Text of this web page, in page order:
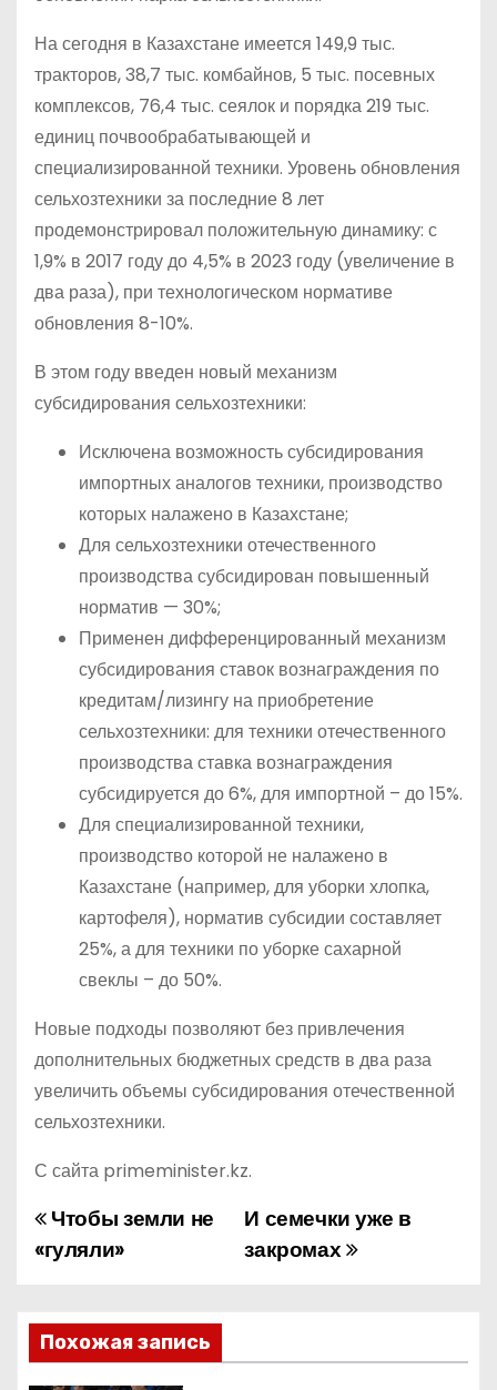
На сегодня в Казахстане имеется 149,9 тыс.
тракторов, 38,7 тыс. комбайнов, 5 тыс. посевных
комплексов, 76,4 тыс. сеялок и порядка 219 тыс.
единиц почвообрабатывающей и
специализированной техники. Уровень обновления
сельхозтехники за последние 8 лет
продемонстрировал положительную динамику: с
1,9% в 2017 году до 4,5% в 2023 году (увеличение в
два раза), при технологическом нормативе
обновления 8-10%.
В этом году введен новый механизм
субсидирования сельхозтехники:
Исключена возможность субсидирования
импортных аналогов техники, производство
которых налажено в Казахстане;
Для сельхозтехники отечественного
производства субсидирован повышенный
норматив — 30%;
Применен дифференцированный механизм
субсидирования ставок вознаграждения по
кредитам/лизингу на приобретение
сельхозтехники: для техники отечественного
производства ставка вознаграждения
субсидируется до 6%, для импортной – до 15%.
Для специализированной техники,
производство которой не налажено в
Казахстане (например, для уборки хлопка,
картофеля), норматив субсидии составляет
25%, а для техники по уборке сахарной
свеклы – до 50%.
Новые подходы позволяют без привлечения
дополнительных бюджетных средств в два раза
увеличить объемы субсидирования отечественной
сельхозтехники.
С сайта primeminister.kz.
Н
в
и
И семечки уже в
закромах
Чтобы земли не
«гуляли»
Похожая запись